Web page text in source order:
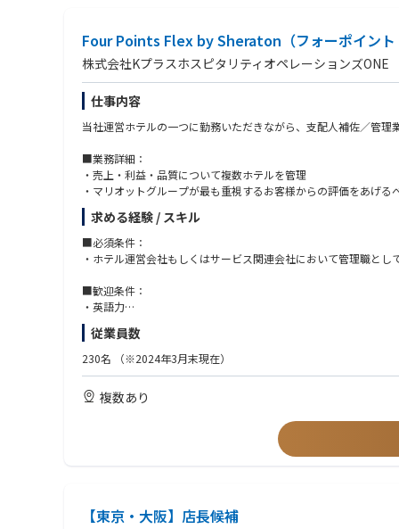
Four Points Flex by Sheraton（フォーポイント
株式会社KプラスホスピタリティオペレーションズONE
仕事内容
当社運営ホテルの一つに勤務いただきながら、支配人補佐／管理
■業務詳細：
・売上・利益・品質について複数ホテルを管理
・マリオットグループが最も重視するお客様からの評価をあげ
・複数ホテルの部下育成と管轄ホテルのスタッフマネジメント業務
求める経験 / スキル
■必須条件：
・ホテル運営会社もしくはサービス関連会社において管理職とし
■歓迎条件：
・英語力
・ホテルシステムOPERAの知見
・ホテル宿泊部に於けるオペレーション経験
・数値管理能力
従業員数
230名 （※2024年3⽉末現在）
複数あり
【東京・大阪】店長候補